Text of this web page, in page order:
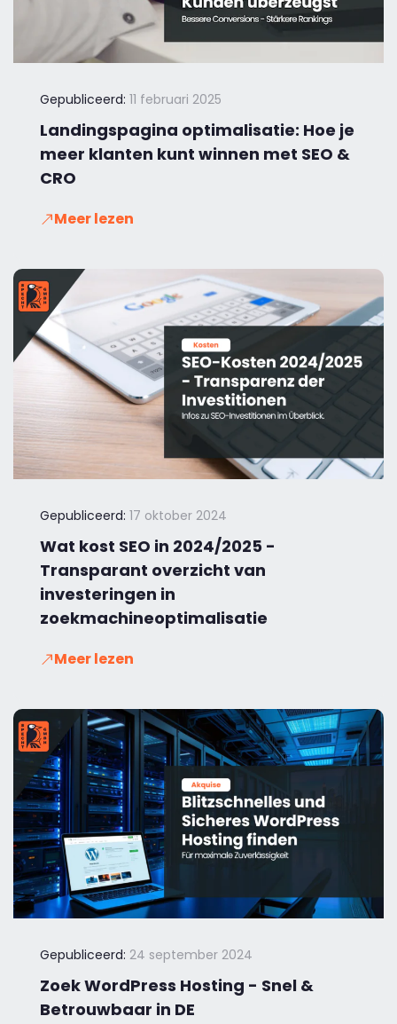
Gepubliceerd: 11 februari 2025
Landingspagina optimalisatie: Hoe je
meer klanten kunt winnen met SEO &
CRO
Meer lezen
Gepubliceerd: 17 oktober 2024
Wat kost SEO in 2024/2025 -
Transparant overzicht van
investeringen in
zoekmachineoptimalisatie
Meer lezen
Gepubliceerd: 24 september 2024
Zoek WordPress Hosting - Snel &
Betrouwbaar in DE